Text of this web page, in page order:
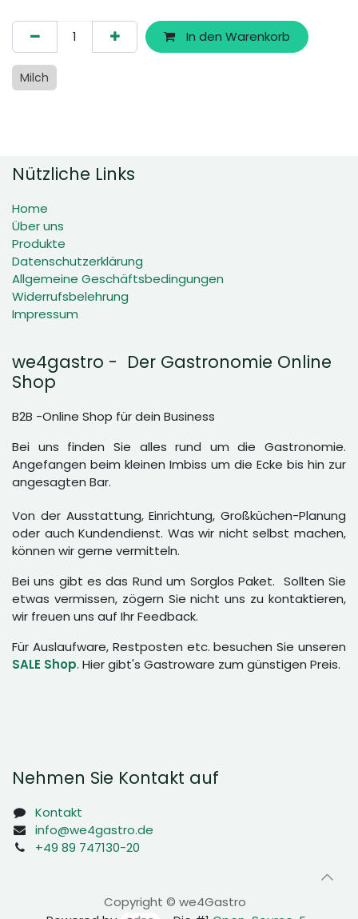
In den Warenkorb
Milch
Nützliche Links
Home
Über uns
Produkte
Datenschutzerklärung
Allgemeine Geschäftsbedingungen
Widerrufsbelehrung
Impressum
we4gastro - Der Gastronomie Online
Shop
B2B -Online Shop für dein Business
Bei uns finden Sie alles rund um die Gastronomie.
Angefangen beim kleinen Imbiss um die Ecke bis hin zur
angesagten Bar.
Von der Ausstattung, Einrichtung, Großküchen-Planung
oder auch Kundendienst. Was wir nicht selbst machen,
können wir gerne vermitteln.
Bei uns gibt es das Rund um Sorglos Paket. Sollten Sie
etwas vermissen, zögern Sie nicht uns zu kontaktieren,
wir freuen uns auf Ihr Feedback.
Für Auslaufware, Restposten etc. besuchen Sie unseren
SALE Shop. Hier gibt's Gastroware zum günstigen Preis.
Nehmen Sie Kontakt auf
Kontakt
info@we4gastro.de
+49 89 747130-20
Copyright © we4Gastro